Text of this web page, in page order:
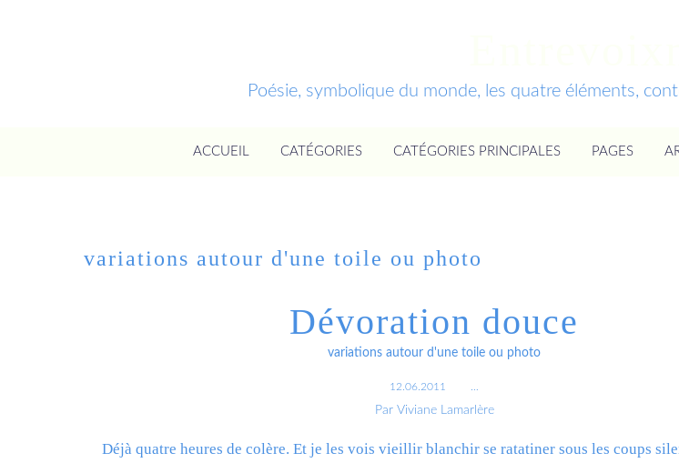
Poésie, symbolique du monde, les quatre éléments,
ACCUEIL CATÉGORIES CATÉGORIES PRINCIPALES PAGES
variations autour d'une toile ou photo
Dévoration douce
variations autour d'une toile ou photo
12.06.2011
Par Viviane Lamarlère
Déjà quatre heures de colère. Et je les vois vieillir blanchir se ratatiner sous les coups